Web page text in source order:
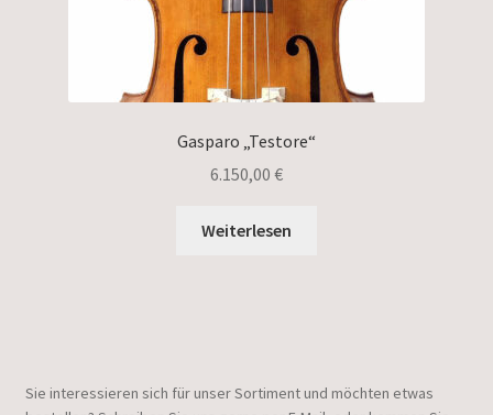
Gasparo „Testore“
6.150,00 €
Weiterlesen
Sie interessieren sich für unser Sortiment und möchten etwas